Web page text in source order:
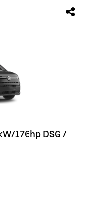
176hp DSG /